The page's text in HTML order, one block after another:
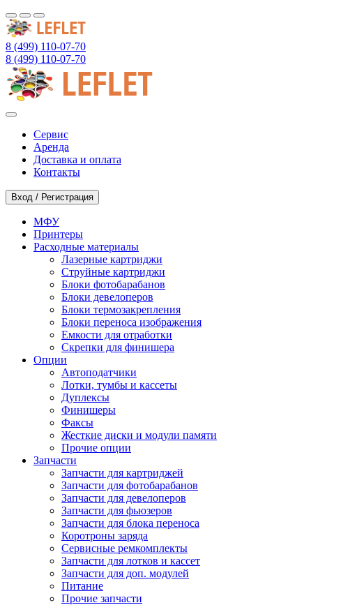
8 (499) 110-07-70
8 (499) 110-07-70
Сервис
Аренда
Доставка и оплата
Контакты
Вход / Регистрация
МФУ
Принтеры
Расходные материалы
Лазерные картриджи
Струйные картриджи
Блоки фотобарабанов
Блоки девелоперов
Блоки термозакрепления
Блоки переноса изображения
Емкости для отработки
Скрепки для финишера
Опции
Автоподатчики
Лотки, тумбы и кассеты
Дуплексы
Финишеры
Факсы
Жесткие диски и модули памяти
Прочие опции
Запчасти
Запчасти для картриджей
Запчасти для фотобарабанов
Запчасти для девелоперов
Запчасти для фьюзеров
Запчасти для блока переноса
Коротроны заряда
Сервисные ремкомплекты
Запчасти для лотков и кассет
Запчасти для доп. модулей
Питание
Прочие запчасти